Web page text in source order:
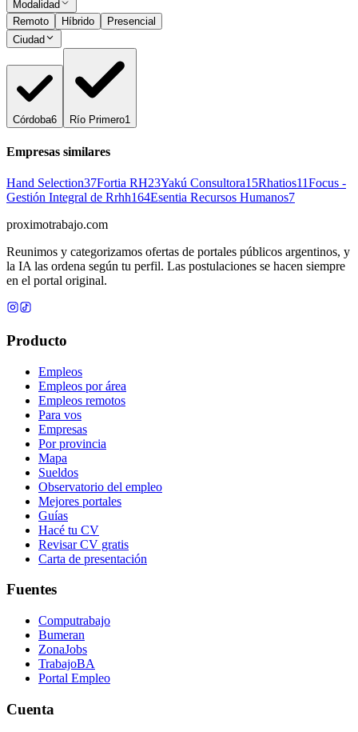
Modalidad
Remoto
Híbrido
Presencial
Ciudad
Córdoba6 Río Primero1
Empresas similares
Hand Selection37Fortia RH23Yakú Consultora15Rhatios11Focus -
Gestión Integral de Rrhh164Esentia Recursos Humanos7
proximotrabajo.com
Reunimos y categorizamos ofertas de portales públicos argentinos, y
la IA las ordena según tu perfil. Las postulaciones se hacen siempre
en el portal original.
Producto
Empleos
Empleos por área
Empleos remotos
Para vos
Empresas
Por provincia
Mapa
Sueldos
Observatorio del empleo
Mejores portales
Guías
Hacé tu CV
Revisar CV gratis
Carta de presentación
Fuentes
Computrabajo
Bumeran
ZonaJobs
TrabajoBA
Portal Empleo
Cuenta